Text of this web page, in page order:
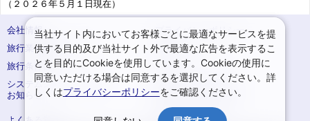
（２０２６年５月１日現在）
会社情報
プライバシーポリシー
旅行業登録票・約款
規約集
旅行条件書
サイトマップ
システムメンテナンスの
お知らせ
お申込みまでの手順
当社サイト内においてお客様ごとに最適なサービスを提
供する目的及び当社サイト外で最適な広告を表示するこ
とを目的にCookieを使用しています。Cookieの使用に
同意いただける場合は同意するを選択してください。詳
しくはプライバシーポリシーをご確認ください。